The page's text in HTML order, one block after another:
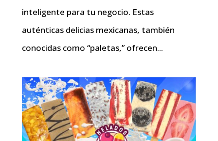
inteligente para tu negocio. Estas
auténticas delicias mexicanas, también
conocidas como “paletas,” ofrecen...